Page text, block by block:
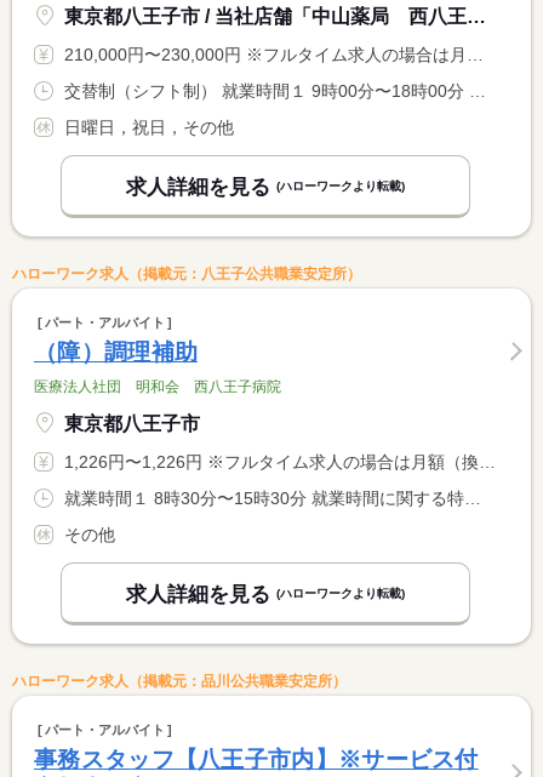
東京都八王子市 / 当社店舗「中山薬局 西八王子駅前店」
210,000円〜230,000円 ※フルタイム求人の場合は月額（換算額）、パート求人の場合は時間額を表示しています。
日曜日，祝日，その他
求人詳細を見る (ハローワークより転載)
ハローワーク求人（掲載元：八王子公共職業安定所）
パート・アルバイト
（障）調理補助
医療法人社団 明和会 西八王子病院
東京都八王子市
1,226円〜1,226円 ※フルタイム求人の場合は月額（換算額）、パート求人の場合は時間額を表示しています。
その他
求人詳細を見る (ハローワークより転載)
ハローワーク求人（掲載元：品川公共職業安定所）
パート・アルバイト
事務スタッフ【八王子市内】※サービス付